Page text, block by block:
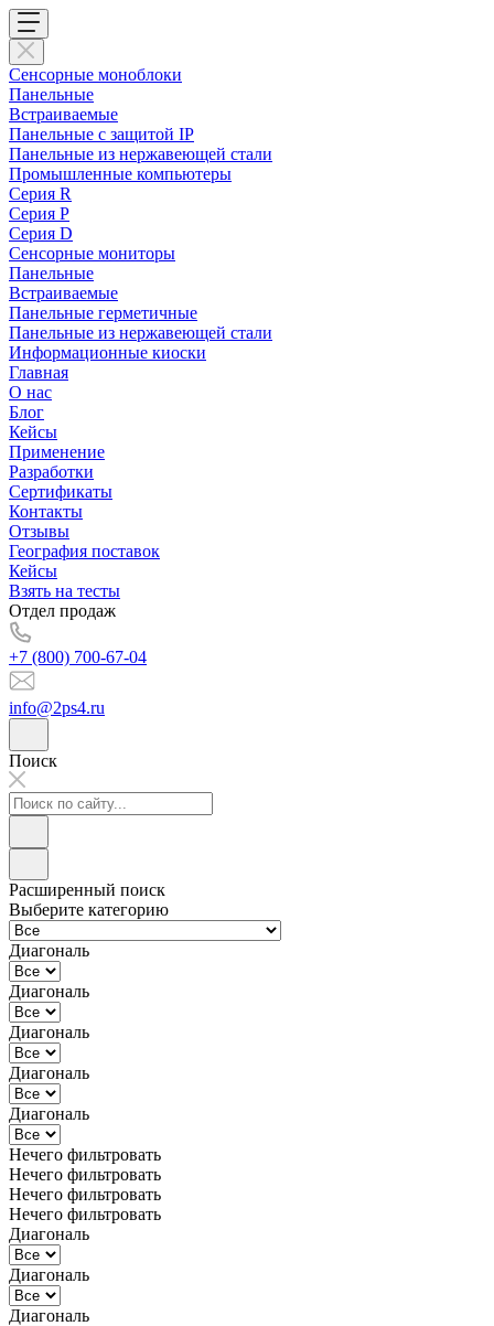
Сенсорные моноблоки
Панельные
Встраиваемые
Панельные с защитой IP
Панельные из нержавеющей стали
Промышленные компьютеры
Cерия R
Серия P
Серия D
Сенсорные мониторы
Панельные
Встраиваемые
Панельные герметичные
Панельные из нержавеющей стали
Информационные киоски
Главная
О нас
Блог
Кейсы
Применение
Разработки
Сертификаты
Контакты
Отзывы
География поставок
Кейсы
Взять на тесты
Отдел продаж
+7 (800) 700-67-04
info@2ps4.ru
Поиск
Расширенный поиск
Выберите категорию
Диагональ
Диагональ
Диагональ
Диагональ
Диагональ
Нечего фильтровать
Нечего фильтровать
Нечего фильтровать
Нечего фильтровать
Диагональ
Диагональ
Диагональ